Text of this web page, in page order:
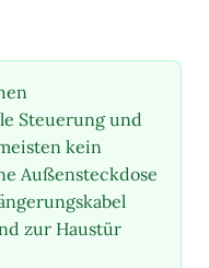
Steuerung und
kein
Außensteckdose
zur Haustür